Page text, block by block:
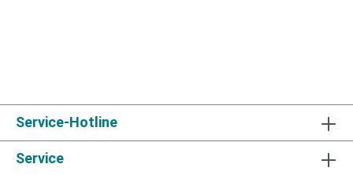
Service-Hotline
Service